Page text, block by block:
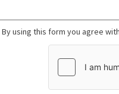
By using this form you agree